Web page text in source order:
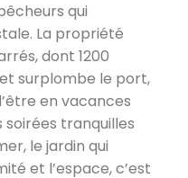
qui
La propriété
dont 1200
surplombe le port,
en vacances
soirées tranquilles
le jardin qui
et l’espace, c’est